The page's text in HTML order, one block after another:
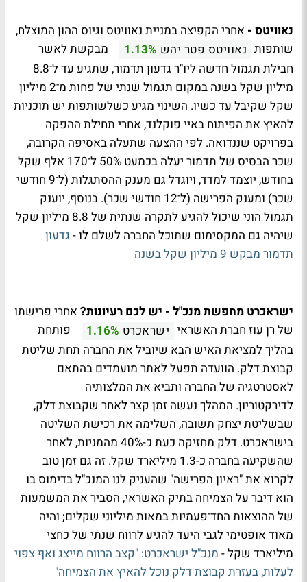
נאוויטס - אחרי הקפיצה במניית נאוויטס וגיוס ההון המוצלח,
שותפות נאוויטס פטר יהש 1.13%
מבקשת לאשר
חבילת תגמול חדשה ליו"ר גדעון תדמור, שתגיע עד ל־8.8
מיליון שקל בשנה במקום תגמול שנתי של פחות מ־2 מיליון
שקל שקיבל עד כשיו. השינוי מגיע כשלשותפות יש תוכניות
להאיץ את הפיתוח באיי פוקלנד, אחרי תחילת ההפקה
בפרויקט שננדואה. לפי ההצעה שתעלה באסיפה הקרובה,
שכר הבסיס של תדמור יעלה בכמעט 50% ל־170 אלף שקל
בחודש, יוצמד למדד, ויוגדל גם מענק ההסתגלות (ל־9 חודשי
שכר) ומענק הפרישה (ל־12 חודשי שכר). בנוסף, יוענק
תגמול הוני שיכול להגיע לתקרה שנתית של 8.8 מיליון שקל
שיהיה גם המקסימום שתוכל החברה לשלם לו - גדעון
תדמור מבקש 9 מיליון שקל בשנה
ישראכרט מחפשת מנכ"ל - יש לכם רעיונות? אחרי פרישתו
של רן עוז חברת האשראי ישראכרט 1.16%
פותחת
בהליך למציאת האיש הבא שיוביל את החברה תחת שליטת
קבוצת דלק. הוועדה תפעל לאתר מועמדים בהתאם
לאסטרטגיה של החברה ותביא את המלצותיה
לדירקטוריון. המהלך נעשה זמן קצר לאחר שקבוצת דלק,
שבשליטת יצחק תשובה, השלימה את רכישת השליטה
בישראכרט. דלק מחזיקה כעת כ-40% מהמניות, לאחר
שהשקיעה בחברה כ-1.3 מיליארד שקל. זה גם זמן טוב
לקרוא את "ראיון הפרישה" שהעניק לנו המנכ"ל בדימוס בו
הוא דיבר על הצמיחה בתיק האשראי, הסביר את המשמעות
של ההוצאות החד־פעמיות במאות מיליוני שקלים; והיה
מאוד אופטימי לגבי היעד להגיע לרווח שנתי של כחצי
מיליארד שקל - מנכ"ל ישראכרט: "קצב הרווח מייצג ואף צפוי
לעלות, בעזרת קבוצת דלק נוכל להאיץ את הצמיחה"